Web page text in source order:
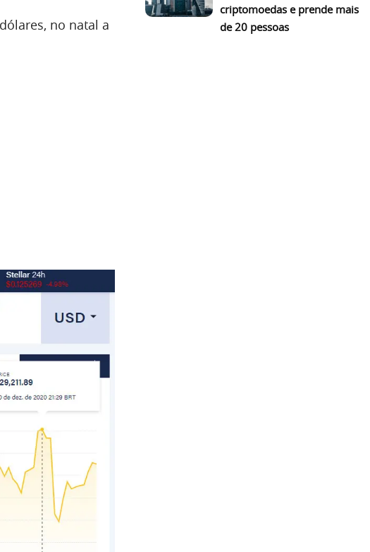
no natal a
criptomoedas e prende mais
de 20 pessoas